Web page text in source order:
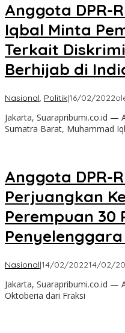
Anggota DPR-
Iqbal Minta
Terkait
Berhijab di
Nasional, Politik|16/02/2022
Jakarta, Suarapribumi.co.id —
Sumatra Barat, Muhammad
Anggota DPR-
Perjuangkan
Perempuan 30
Nasional|14/02/202214/02/
Jakarta, Suarapribumi.co.id —
Oktoberia dari Fraksi